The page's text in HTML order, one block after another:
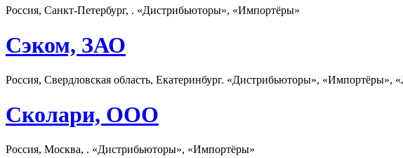
Россия, Санкт-Петербург, . «Дистрибьюторы», «Импортёры»
Сэком, ЗАО
Россия, Свердловская область, Екатеринбург. «Дистрибьюторы», «Импортёры»,
Сколари, ООО
Россия, Москва, . «Дистрибьюторы», «Импортёры»